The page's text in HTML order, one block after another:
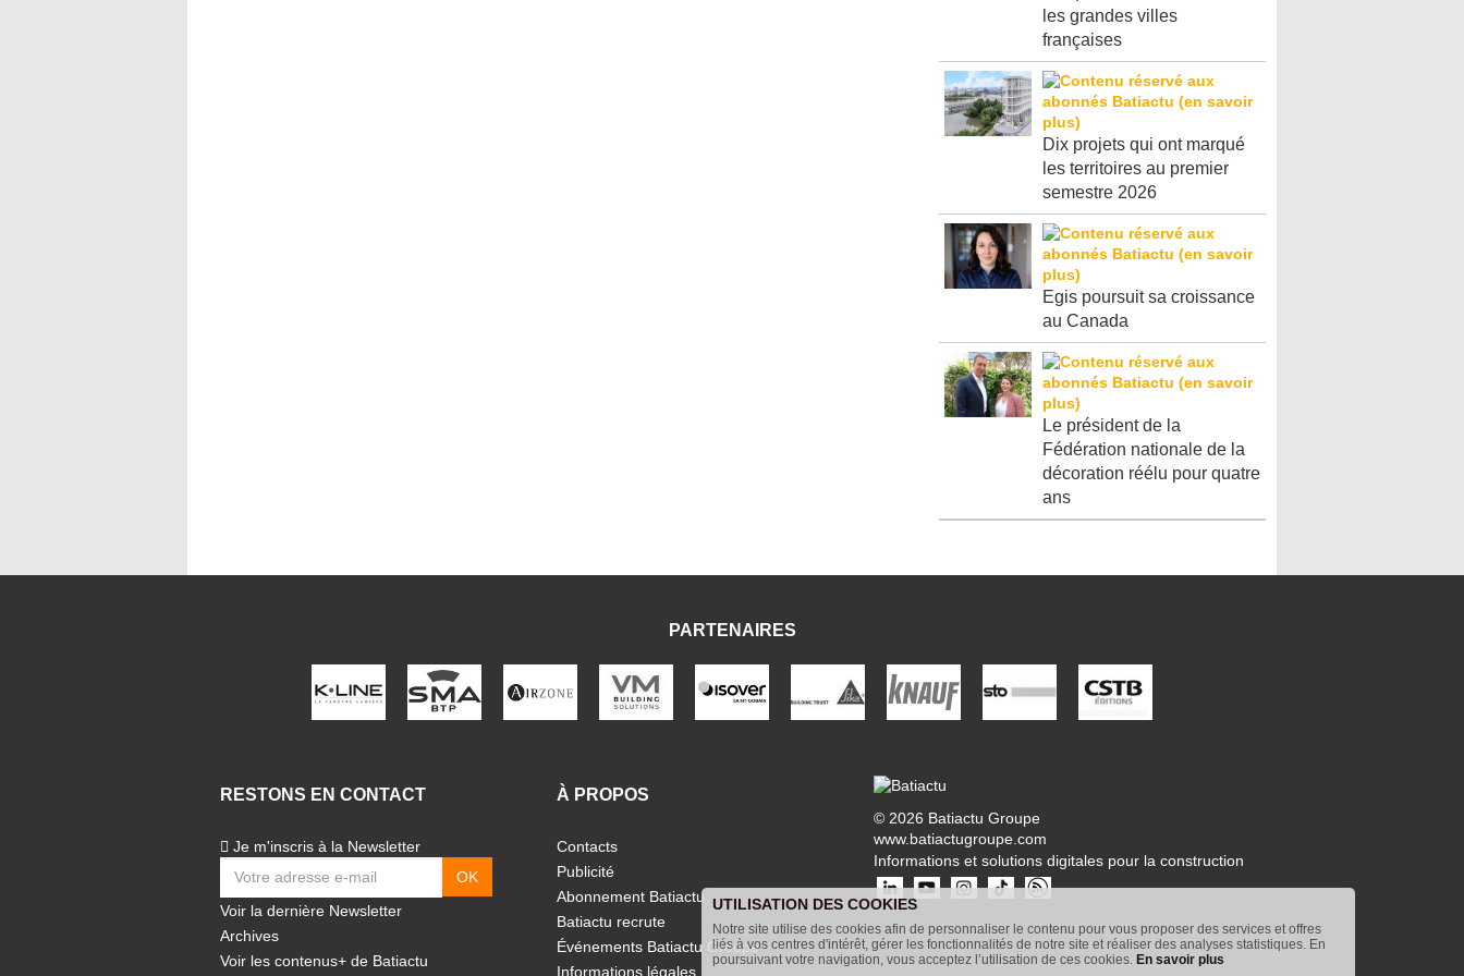
les grandes villes
françaises
Dix projets qui ont marqué
les territoires au premier
semestre 2026
Egis poursuit sa croissance
au Canada
Le président de la
Fédération nationale de la
décoration réélu pour quatre
ans
PARTENAIRES
RESTONS EN CONTACT
Je m'inscris à la Newsletter
Voir la dernière Newsletter
Archives
Voir les contenus+ de Batiactu
À PROPOS
Contacts
Publicité
Abonnement Batiactu
Batiactu recrute
Événements Batiactu Groupe
Informations légales
© 2026 Batiactu Groupe
www.batiactugroupe.com
Informations et solutions digitales pour la construction
UTILISATION DES COOKIES
Notre site utilise des cookies afin de personnaliser le contenu pour vous proposer des services et offres
liés à vos centres d'intérêt, gérer les fonctionnalités de notre site et réaliser des analyses statistiques. En
poursuivant votre navigation, vous acceptez l’utilisation de ces cookies. En savoir plus